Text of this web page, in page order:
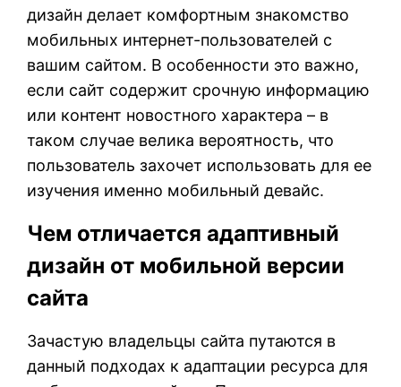
дизайн делает комфортным знакомство
мобильных интернет-пользователей с
вашим сайтом. В особенности это важно,
если сайт содержит срочную информацию
или контент новостного характера – в
таком случае велика вероятность, что
пользователь захочет использовать для ее
изучения именно мобильный девайс.
Чем отличается адаптивный
дизайн от мобильной версии
сайта
Зачастую владельцы сайта путаются в
данный подходах к адаптации ресурса для